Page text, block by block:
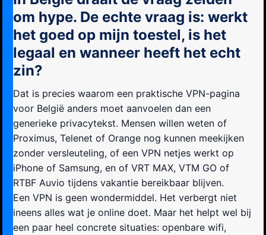
om hype. De echte vraag is: werkt
het goed op mijn toestel, is het
legaal en wanneer heeft het echt
zin?
Dat is precies waarom een praktische VPN-pagina
voor België anders moet aanvoelen dan een
generieke privacytekst. Mensen willen weten of
Proximus, Telenet of Orange nog kunnen meekijken
zonder versleuteling, of een VPN netjes werkt op
iPhone of Samsung, en of VRT MAX, VTM GO of
RTBF Auvio tijdens vakantie bereikbaar blijven.
Een VPN is geen wondermiddel. Het verbergt niet
ineens alles wat je online doet. Maar het helpt wel bij
een paar heel concrete situaties: openbare wifi,